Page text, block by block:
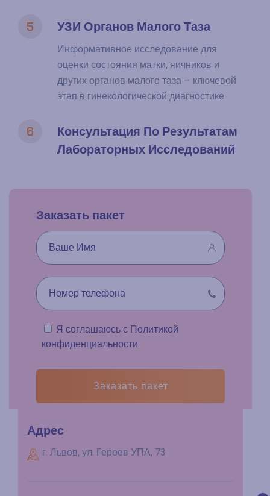
5 УЗИ Органов Малого Таза
Информативное исследование для
оценки состояния матки, яичников и
других органов малого таза – ключевой
этап в гинекологической диагностике
6
Консультация По Результатам
Лабораторных Исследований
Заказать пакет
Я соглашаюсь с Политикой
конфиденциальности
Заказать пакет
Адрес
г. Львов, ул. Героев УПА, 73